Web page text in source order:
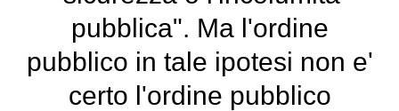
pubblica". Ma l'ordine
pubblico in tale ipotesi non e'
certo l'ordine pubblico